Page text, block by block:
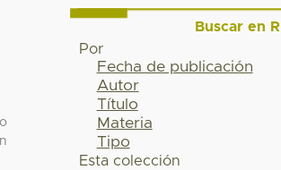
Buscar en RI
Por
Fecha de publicación
Autor
Título
Materia
Tipo
Esta colección